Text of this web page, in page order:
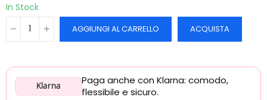
In Stock
AGGIUNGI AL CARRELLO ACQUISTA
Klarna
Paga anche con Klarna: comodo,
flessibile e sicuro.